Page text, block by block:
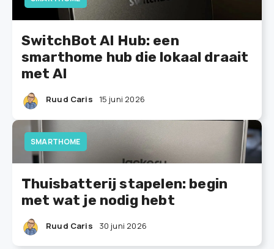
SwitchBot AI Hub: een
smarthome hub die lokaal draait
met AI
Ruud Caris 15 juni 2026
SMARTHOME
Thuisbatterij stapelen: begin
met wat je nodig hebt
Ruud Caris 30 juni 2026